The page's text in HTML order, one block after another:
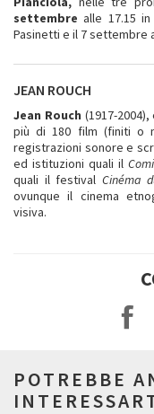
settembre alle 17.15 in
Pasinetti e il 7 settembre
JEAN ROUCH
Jean Rouch (1917-
più di 180 film (finiti o
registrazioni sonore e
ed istituzioni quali il
quali il festival Cinéma
ovunque il cinema
visiva.
POTREBBE